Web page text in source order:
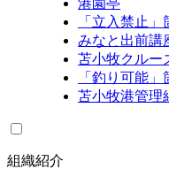
港園亭
「立入禁止」
みなと出前講
苫小牧クルー
「釣り可能」
苫小牧港管理
組織紹介